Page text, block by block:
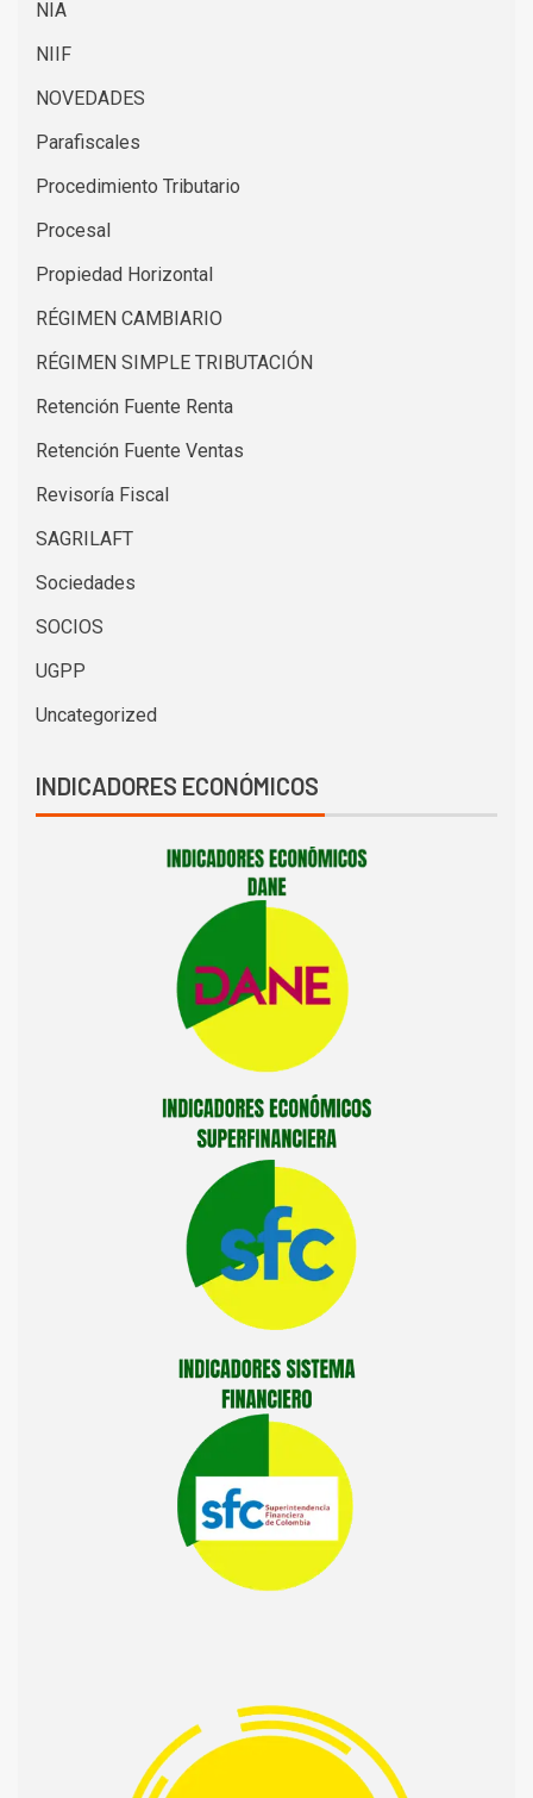
NIA
NIIF
NOVEDADES
Parafiscales
Procedimiento Tributario
Procesal
Propiedad Horizontal
RÉGIMEN CAMBIARIO
RÉGIMEN SIMPLE TRIBUTACIÓN
Retención Fuente Renta
Retención Fuente Ventas
Revisoría Fiscal
SAGRILAFT
Sociedades
SOCIOS
UGPP
Uncategorized
INDICADORES ECONÓMICOS